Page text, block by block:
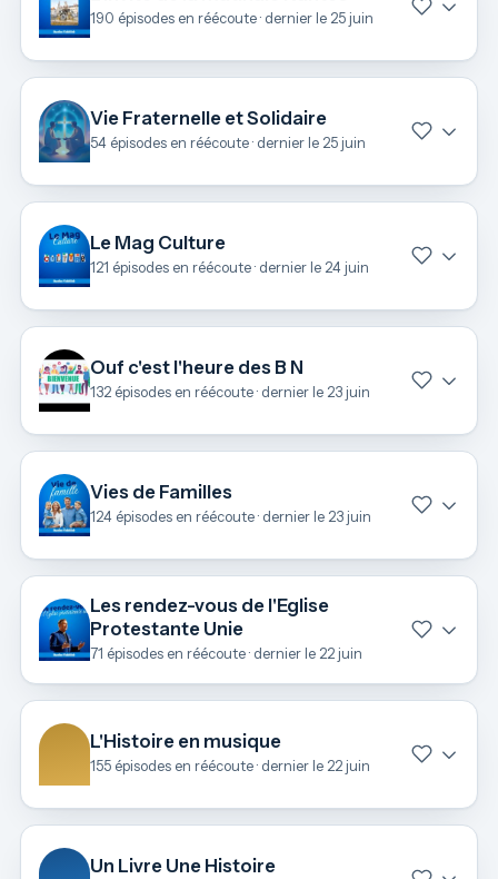
190 épisodes en réécoute · dernier le 25 juin
Vie Fraternelle et Solidaire
54 épisodes en réécoute · dernier le 25 juin
Le Mag Culture
121 épisodes en réécoute · dernier le 24 juin
Ouf c'est l'heure des B N
132 épisodes en réécoute · dernier le 23 juin
Vies de Familles
124 épisodes en réécoute · dernier le 23 juin
Les rendez-vous de l'Eglise
Protestante Unie
71 épisodes en réécoute · dernier le 22 juin
L'Histoire en musique
155 épisodes en réécoute · dernier le 22 juin
Un Livre Une Histoire